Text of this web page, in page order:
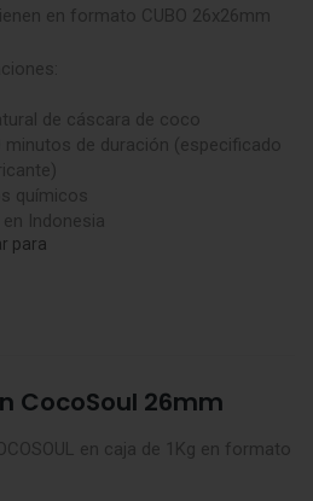
en formato CUBO 26x26mm
de cáscara de coco
minutos de duración (especificado
químicos
Indonesia
para
CocoSoul 26mm
en caja de 1Kg en formato